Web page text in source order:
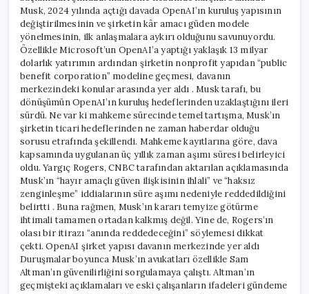
Musk, 2024 yılında açtığı davada OpenAI’ın kuruluş yapısının
değiştirilmesinin ve şirketin kâr amacı güden modele
yönelmesinin, ilk anlaşmalara aykırı olduğunu savunuyordu.
Özellikle Microsoft’un OpenAI’a yaptığı yaklaşık 13 milyar
dolarlık yatırımın ardından şirketin nonprofit yapıdan “public
benefit corporation” modeline geçmesi, davanın
merkezindeki konular arasında yer aldı . Musk tarafı, bu
dönüşümün OpenAI’ın kuruluş hedeflerinden uzaklaştığını ileri
sürdü. Ne var ki mahkeme sürecinde temel tartışma, Musk’ın
şirketin ticari hedeflerinden ne zaman haberdar olduğu
sorusu etrafında şekillendi. Mahkeme kayıtlarına göre, dava
kapsamında uygulanan üç yıllık zaman aşımı süresi belirleyici
oldu. Yargıç Rogers, CNBC tarafından aktarılan açıklamasında
Musk’ın “hayır amaçlı güven ilişkisinin ihlali” ve “haksız
zenginleşme” iddialarının süre aşımı nedeniyle reddedildiğini
belirtti . Buna rağmen, Musk’ın kararı temyize götürme
ihtimali tamamen ortadan kalkmış değil. Yine de, Rogers’ın
olası bir itirazı “anında reddedeceğini” söylemesi dikkat
çekti. OpenAI şirket yapısı davanın merkezinde yer aldı
Duruşmalar boyunca Musk’ın avukatları özellikle Sam
Altman’ın güvenilirliğini sorgulamaya çalıştı. Altman’ın
geçmişteki açıklamaları ve eski çalışanların ifadeleri gündeme